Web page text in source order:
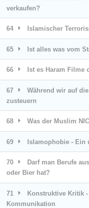
verkaufen?
64 Islamischer
65 Ist alles was vom
66 Ist es Haram Filme
67
Während wir auf
zusteuern
68 Was der Muslim
69 Islamophobie - Ein
70
Darf man Berufe
oder Bier hat?
71
Konstruktive Kritik
Kommunikation